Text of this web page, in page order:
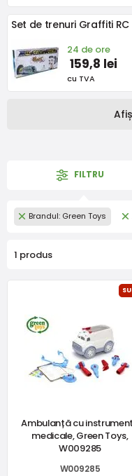
Set de trenuri Graffiti RC
24 de ore
159,8 lei
cu TVA
FILTRU
Brandul: Green Toys
1 produs
Ambulanță cu
medicale, Green Toys,
W009285
W009285